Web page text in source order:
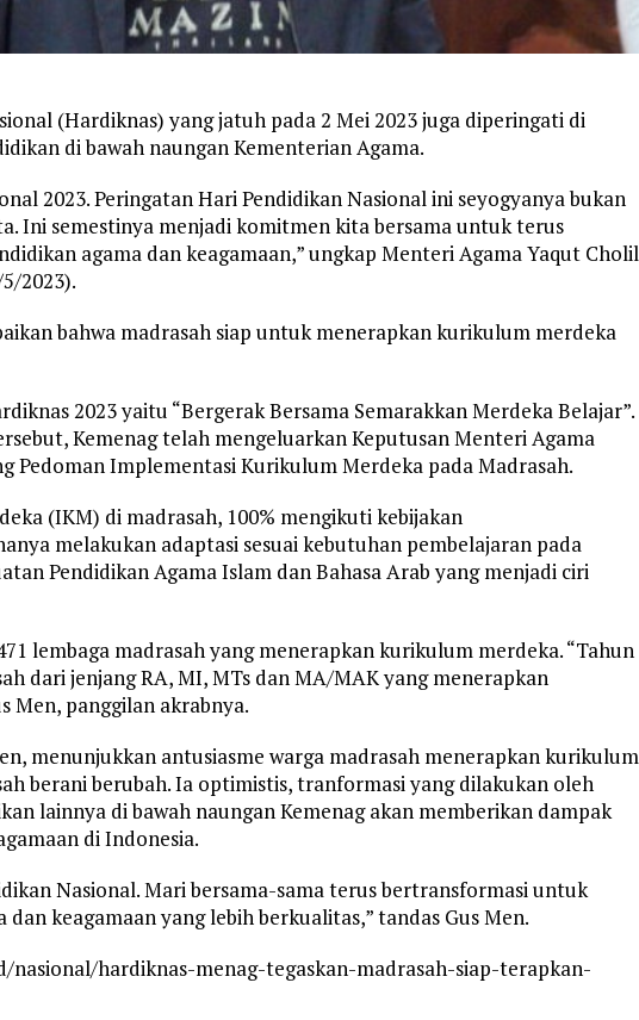
(Hardiknas) yang jatuh pada 2 Mei 2023 juga diperingati di
di bawah naungan Kementerian Agama.
2023. Peringatan Hari Pendidikan Nasional ini seyogyanya bukan
Ini semestinya menjadi komitmen kita bersama untuk terus
agama dan keagamaan,” ungkap Menteri Agama Yaqut Cholil
2023).
bahwa madrasah siap untuk menerapkan kurikulum merdeka
2023 yaitu “Bergerak Bersama Semarakkan Merdeka Belajar”.
Kemenag telah mengeluarkan Keputusan Menteri Agama
Pedoman Implementasi Kurikulum Merdeka pada Madrasah.
(IKM) di madrasah, 100% mengikuti kebijakan
melakukan adaptasi sesuai kebutuhan pembelajaran pada
Pendidikan Agama Islam dan Bahasa Arab yang menjadi ciri
lembaga madrasah yang menerapkan kurikulum merdeka. “Tahun
dari jenjang RA, MI, MTs dan MA/MAK yang menerapkan
Men, panggilan akrabnya.
menunjukkan antusiasme warga madrasah menerapkan kurikulum
berani berubah. Ia optimistis, tranformasi yang dilakukan oleh
lainnya di bawah naungan Kemenag akan memberikan dampak
di Indonesia.
Nasional. Mari bersama-sama terus bertransformasi untuk
keagamaan yang lebih berkualitas,” tandas Gus Men.
nasional/hardiknas-menag-tegaskan-madrasah-siap-terapkan-